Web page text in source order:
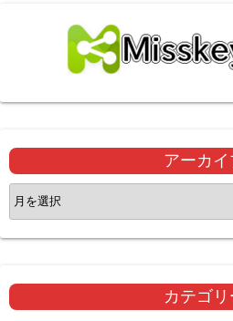
アーカイ
ア
ー
カ
ブ
カテゴリ